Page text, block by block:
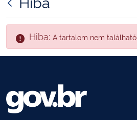
Hiba: A tartalom nem található.